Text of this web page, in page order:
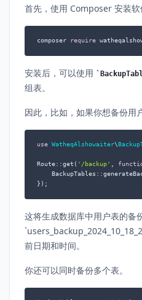
首先，使用 Composer 安装软
composer require
安装后，可以使用
组表。
因此，比如，如果你想备份用
use WatheqAlshowaiter\
Route::get( '/backup' ,
});
这将生成数据库中用户表的备
前日期和时间。
你还可以同时备份多个表。